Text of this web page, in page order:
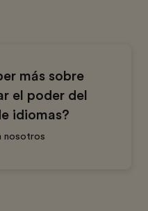
más sobre
el poder del
idiomas?
nosotros